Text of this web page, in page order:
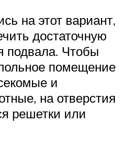
на этот вариант,
достаточную
подвала. Чтобы
помещение
и
на отверстия
решетки или